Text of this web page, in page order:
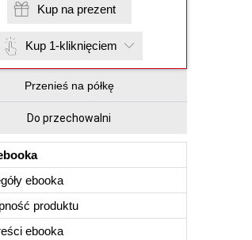
Kup na prezent
Kup 1-kliknięciem
Przenieś na półkę
Do przechowalni
ebooka
produktu
ebooka